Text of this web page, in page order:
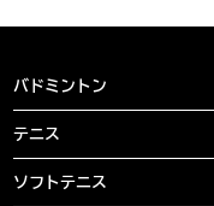
バドミントン
テニス
ソフトテニス